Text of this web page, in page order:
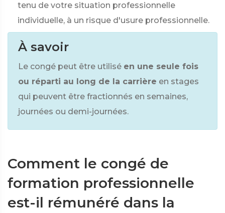
tenu de votre situation professionnelle
individuelle, à un risque d'usure professionnelle.
À savoir
Le congé peut être utilisé en une seule fois
ou réparti au long de la carrière en stages
qui peuvent être fractionnés en semaines,
journées ou demi-journées.
Comment le congé de
formation professionnelle
est-il rémunéré dans la